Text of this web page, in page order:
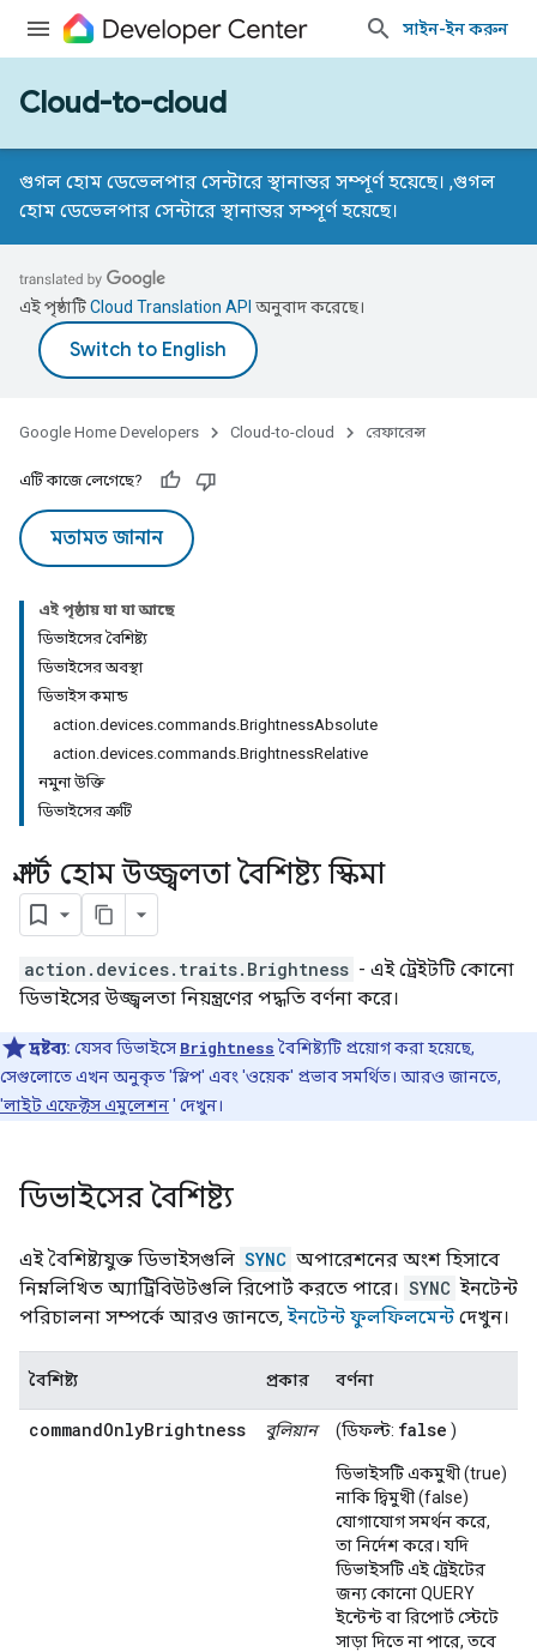
সাইন-ইন করুন
Cloud-to-cloud
গুগল হোম ডেভেলপার সেন্টারে স্থানান্তর সম্পূর্ণ হয়েছে। ,গুগল
হোম ডেভেলপার সেন্টারে স্থানান্তর সম্পূর্ণ হয়েছে।
এই পৃষ্ঠাটিCloud Translation API অনুবাদ করেছে।
Google Home Developers Cloud-to-cloud রেফারেন্স
এটি কাজে লেগেছে?
মতামত জানান
এই পৃষ্ঠায় যা যা আছে
ডিভাইসের বৈশিষ্ট্য
ডিভাইসের অবস্থা
ডিভাইস কমান্ড
action.devices.commands.BrightnessAbsolute
action.devices.commands.BrightnessRelative
নমুনা উক্তি
ডিভাইসের ত্রুটি
স্মার্ট হোম উজ্জ্বলতা বৈশিষ্ট্য স্কিমা
action.devices.traits.Brightness - এই ট্রেইটটি কোনো
ডিভাইসের উজ্জ্বলতা নিয়ন্ত্রণের পদ্ধতি বর্ণনা করে।
দ্রষ্টব্য: যেসব ডিভাইসে Brightness বৈশিষ্ট্যটি প্রয়োগ করা হয়েছে,
সেগুলোতে এখন অনুকৃত 'স্লিপ' এবং 'ওয়েক' প্রভাব সমর্থিত। আরও জানতে,
'লাইট এফেক্টস এমুলেশন' দেখুন।
ডিভাইসের বৈশিষ্ট্য
এই বৈশিষ্ট্যযুক্ত ডিভাইসগুলি SYNC অপারেশনের অংশ হিসাবে
নিম্নলিখিত অ্যাট্রিবিউটগুলি রিপোর্ট করতে পারে। SYNC ইনটেন্ট
পরিচালনা সম্পর্কে আরও জানতে,ইনটেন্ট ফুলফিলমেন্ট দেখুন।
বৈশিষ্ট্য প্রকার বর্ণনা
commandOnlyBrightness বুলিয়ান (ডিফল্ট: false )
ডিভাইসটি একমুখী (true)
নাকি দ্বিমুখী (false)
যোগাযোগ সমর্থন করে,
তা নির্দেশ করে। যদি
ডিভাইসটি এই ট্রেইটের
জন্য কোনো QUERY
ইন্টেন্ট বা রিপোর্ট স্টেটে
সাড়া দিতে না পারে, তবে